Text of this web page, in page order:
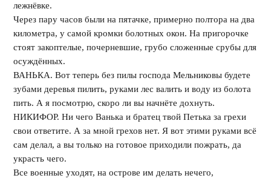
лежнёвке.
Через пару часов были на пятачке, примерно полтора на два
километра, у самой кромки болотных окон. На пригорочке
стоят закоптелые, почерневшие, грубо сложенные срубы для
осуждённых.
ВАНЬКА. Вот теперь без пилы господа Мельниковы будете
зубами деревья пилить, руками лес валить и воду из болота
пить. А я посмотрю, скоро ли вы начнёте дохнуть.
НИКИФОР. Ни чего Ванька и братец твой Петька за грехи
свои ответите. А за мной грехов нет. Я вот этими руками всё
сам делал, а вы только на готовое приходили пожрать, да
украсть чего.
Все военные уходят, на острове им делать нечего,